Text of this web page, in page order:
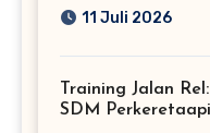
11 Juli 2026
Training Jalan
SDM